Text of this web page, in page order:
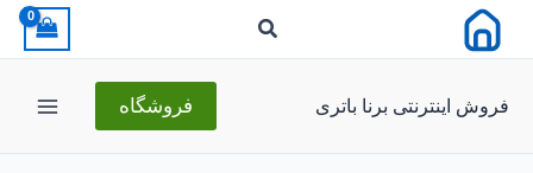
فروش اینترنتی برنا باتری فروشگاه